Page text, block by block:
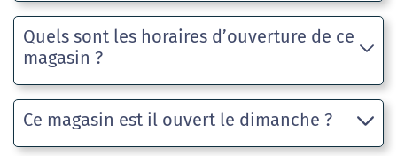
Quels sont les horaires d’ouverture de ce
magasin ?
Ce magasin est il ouvert le dimanche ?